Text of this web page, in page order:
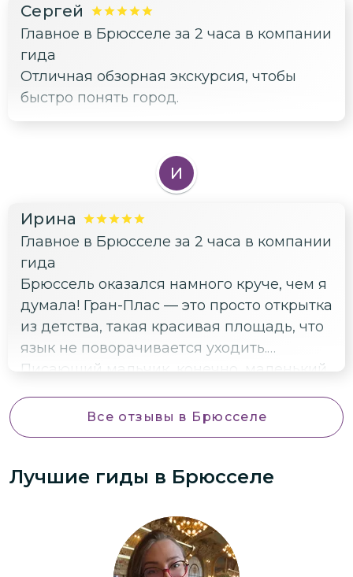
настоящие бельгийские вафли —
пальчики оближешь!
Сергей
Главное в Брюсселе за 2 часа в компании
гида
Отличная обзорная экскурсия, чтобы
быстро понять город.
И
Ирина
Главное в Брюсселе за 2 часа в компании
гида
Брюссель оказался намного круче, чем я
думала! Гран-Плас — это просто открытка
из детства, такая красивая площадь, что
язык не поворачивается уходить.
Писающий мальчик, конечно, маленький,
Ещё понравился Королевский дворец и
музейный квартал. И да, шоколад
местный правда лучший в мире. Ушли с
Все отзывы в Брюсселе
Лучшие гиды в Брюсселе